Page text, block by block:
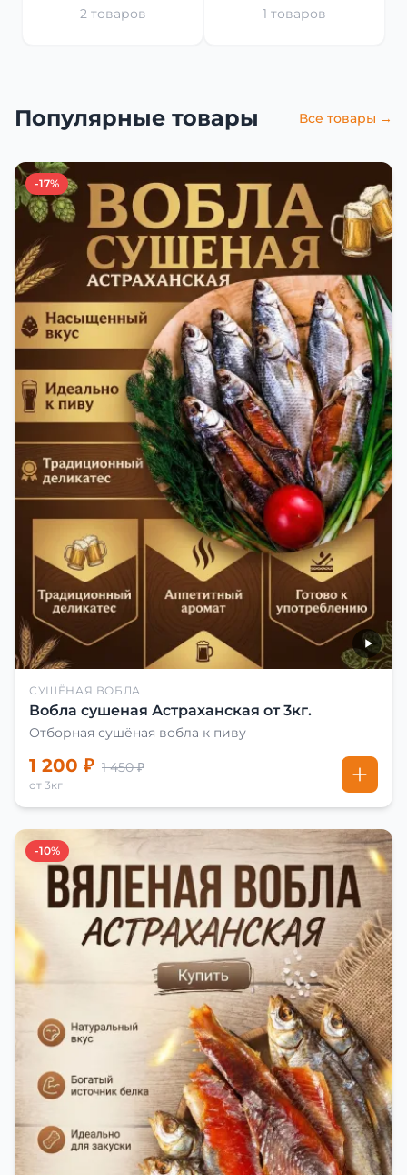
2 товаров 1 товаров
Популярные товары Все товары →
-17%
СУШЁНАЯ ВОБЛА
Вобла сушеная Астраханская от 3кг.
Отборная сушёная вобла к пиву
1 200 ₽ 1 450 ₽
от 3кг
-10%